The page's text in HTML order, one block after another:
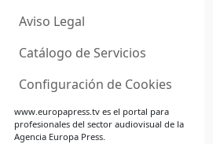
Aviso Legal
Catálogo de Servicios
Configuración de Cookies
www.europapress.tves el portal para
profesionales del sector audiovisual de la
Agencia Europa Press.